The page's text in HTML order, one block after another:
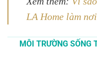
LA Home làm
MÔI TRƯỜNG SỐNG